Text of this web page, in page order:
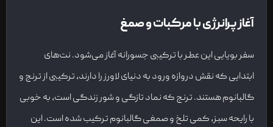
آغاز پرانرژی با مرکبات و صمغ
سفر بویایی این عطر با ترکیبی جسورانه آغاز می‌شود. نت‌های
ابتدایی که نقش دروازه ورود به دنیای لاورز را دارند، ترکیبی از ترنج و
گالبانوم هستند. ترنج که نماد تازگی و شور زندگی است، به خوبی
با رایحه سبز، کمی تلخ و صمغی گالبانوم ترکیب شده است. این